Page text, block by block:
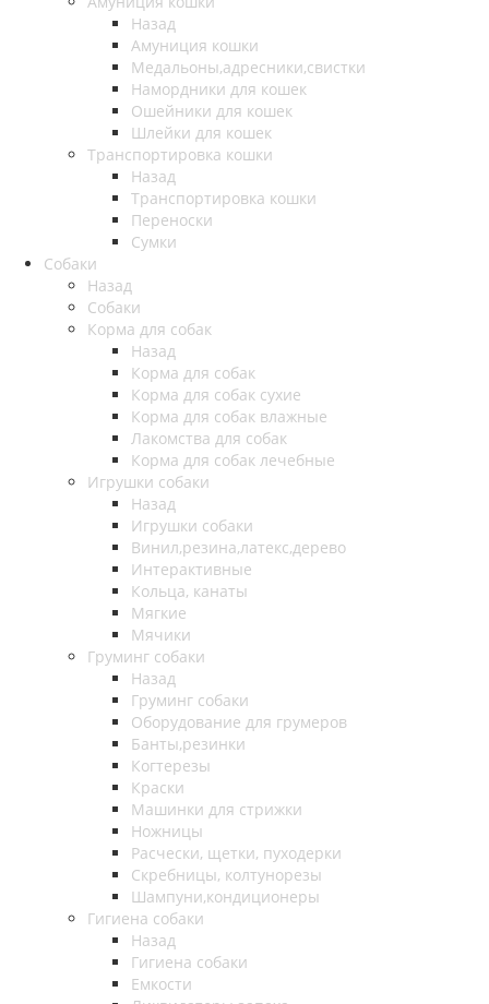
Назад
Амуниция кошки
Медальоны,адресники,свистки
Намордники для кошек
Ошейники для кошек
Шлейки для кошек
Транспортировка кошки
Назад
Транспортировка кошки
Переноски
Сумки
Собаки
Назад
Собаки
Корма для собак
Назад
Корма для собак
Корма для собак сухие
Корма для собак влажные
Лакомства для собак
Корма для собак лечебные
Игрушки собаки
Назад
Игрушки собаки
Винил,резина,латекс,дерево
Интерактивные
Кольца, канаты
Мягкие
Мячики
Груминг собаки
Назад
Груминг собаки
Оборудование для грумеров
Банты,резинки
Когтерезы
Краски
Машинки для стрижки
Ножницы
Расчески, щетки, пуходерки
Скребницы, колтунорезы
Шампуни,кондиционеры
Гигиена собаки
Назад
Гигиена собаки
Емкости